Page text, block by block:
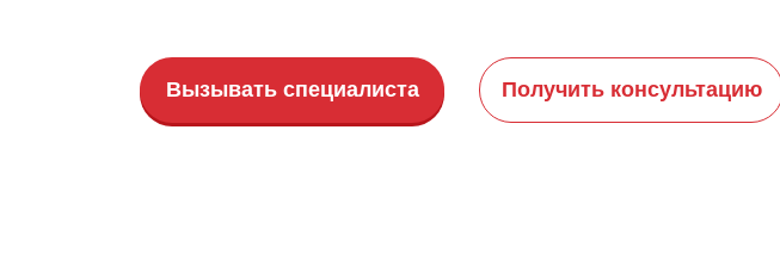
Вызывать специалиста Получить консультацию